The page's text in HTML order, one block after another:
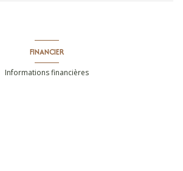
FINANCIER
Informations financières